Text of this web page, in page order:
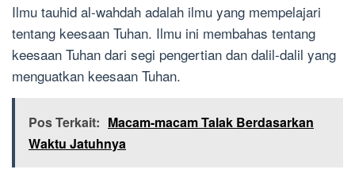
Ilmu tauhid al-wahdah adalah ilmu yang mempelajari
tentang keesaan Tuhan. Ilmu ini membahas tentang
keesaan Tuhan dari segi pengertian dan dalil-dalil yang
menguatkan keesaan Tuhan.
Pos Terkait: Macam-macam Talak Berdasarkan
Waktu Jatuhnya